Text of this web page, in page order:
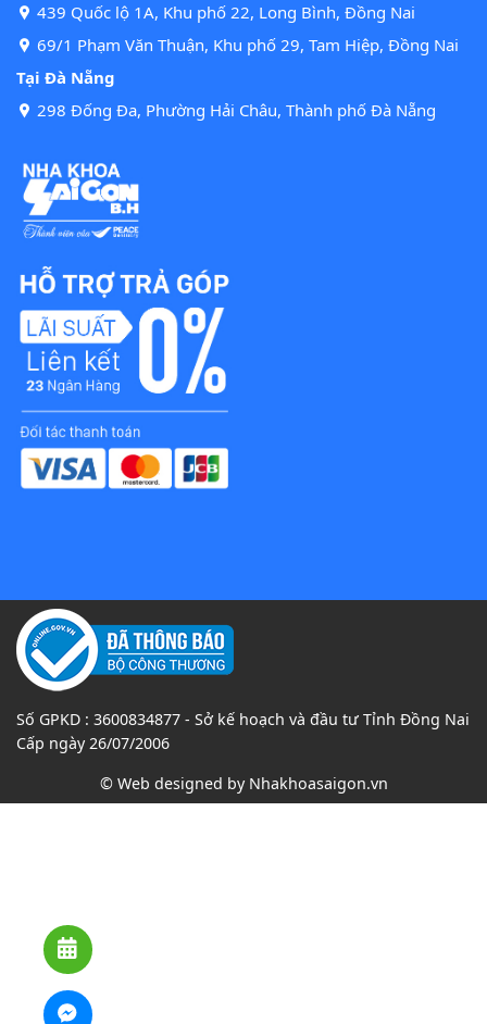
439 Quốc lộ 1A, Khu phố 22, Long Bình, Đồng Nai
69/1 Phạm Văn Thuận, Khu phố 29, Tam Hiệp, Đồng Nai
Tại Đà Nẵng
298 Đống Đa, Phường Hải Châu, Thành phố Đà Nẵng
Số GPKD : 3600834877 - Sở kế hoạch và đầu tư Tỉnh Đồng Nai
Cấp ngày 26/07/2006
© Web designed by Nhakhoasaigon.vn